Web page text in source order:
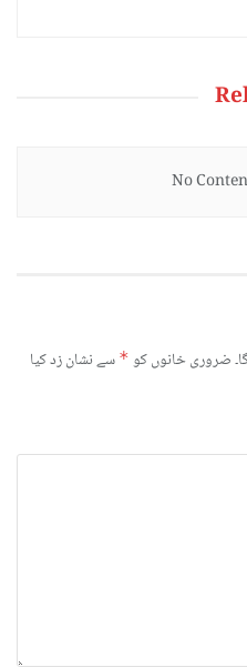
No
ضروری خانوں کو * سے نشان زد کیا